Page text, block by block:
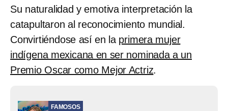
Su naturalidad y emotiva interpretación la
catapultaron al reconocimiento mundial.
Convirtiéndose así en la primera mujer
indígena mexicana en ser nominada a un
Premio Oscar como Mejor Actriz.
FAMOSOS